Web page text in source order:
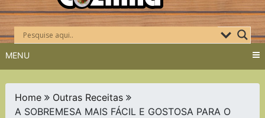
MENU
Home
Outras Receitas
A SOBREMESA MAIS FÁCIL E GOSTOSA PARA O